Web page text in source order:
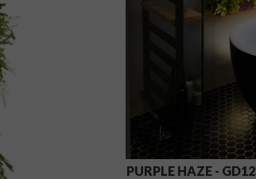
PURPLE HAZE -